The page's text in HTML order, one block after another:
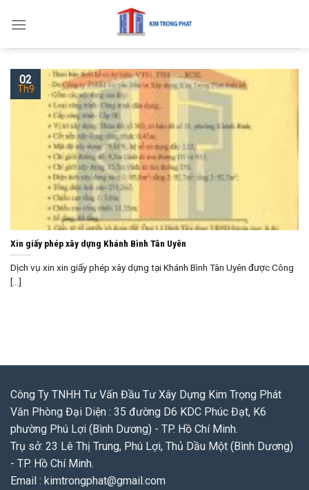
Xin giấy phép xây dựng Khánh Bình Tân Uyên
Dịch vụ xin xin giấy phép xây dựng tại Khánh Bình Tân Uyên được Công
[...]
02
Th9
Công Ty TNHH Tư Vấn Đầu Tư Xây Dựng Kim Trọng Phát
Văn Phòng Đại Diện : 35 đường D6 KDC Phúc Đạt, K6
phường Phú Lợi (Bình Dương) - TP. Hồ Chí Minh.
Trụ sở: 23 Lê Thị Trung, Phú Lợi, Thủ Dầu Một (Bình Dương)
- TP. Hồ Chí Minh.
Email : kimtrongphat@gmail.com